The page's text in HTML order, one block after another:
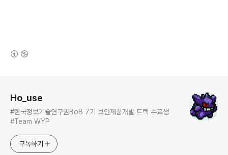
Ho_use
#한국정보기술연구원BoB 7기 보안제품개발 트랙 수료생
#Team WYP
구독하기